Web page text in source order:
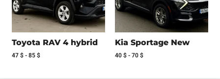
Toyota RAV 4 hybrid
47 $ - 85 $
Kia Sportage New
40 $ - 70 $